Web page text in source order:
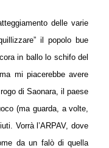
delle varie
il popolo bue
in ballo lo schifo del
mi piacerebbe avere
di Saonara, il paese
(ma guarda, a volte,
Vorrà l’ARPAV, dove
da un falò di quella